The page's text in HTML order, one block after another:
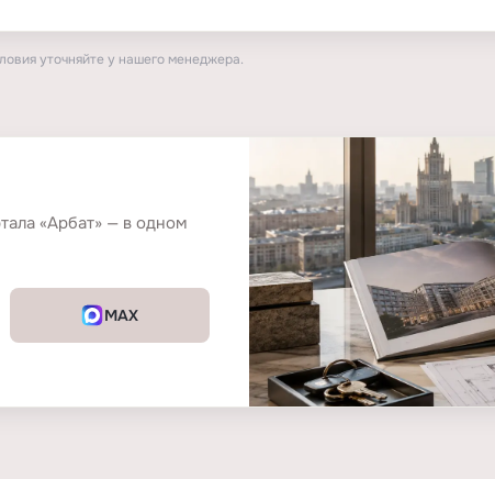
уточняйте у нашего менеджера.
«Арбат» — в одном
MAX